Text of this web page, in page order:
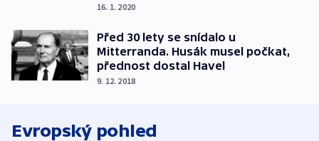
16. 1. 2020
Před 30 lety se snídalo u
Mitterranda. Husák musel počkat,
přednost dostal Havel
9. 12. 2018
Evropský pohled